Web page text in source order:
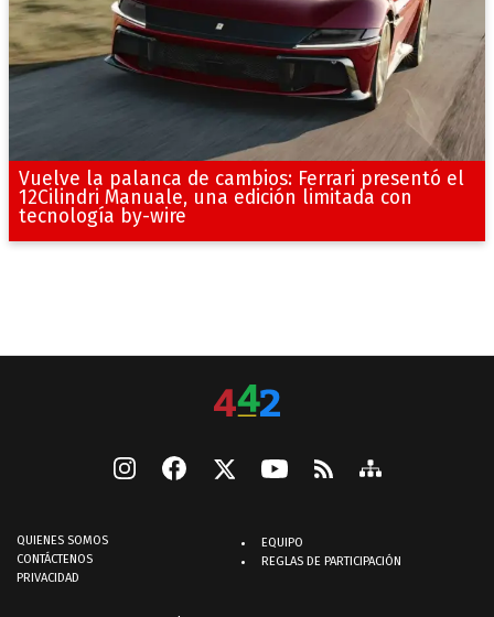
Vuelve la palanca de cambios: Ferrari presentó el
12Cilindri Manuale, una edición limitada con
tecnología by-wire
QUIENES SOMOS
CONTÁCTENOS
PRIVACIDAD
EQUIPO
REGLAS DE PARTICIPACIÓN